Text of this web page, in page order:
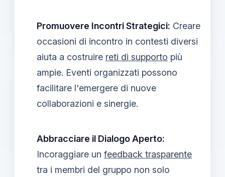
Promuovere Incontri Strategici: Creare
occasioni di incontro in contesti diversi
aiuta a costruire reti di supporto più
ampie. Eventi organizzati possono
facilitare l'emergere di nuove
collaborazioni e sinergie.
Abbracciare il Dialogo Aperto:
Incoraggiare un feedback trasparente
tra i membri del gruppo non solo